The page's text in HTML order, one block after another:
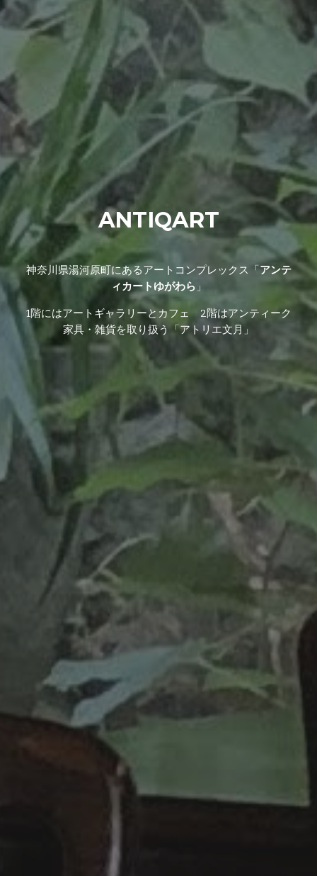
ANTIQART
神奈川県湯河原町にあるアートコンプレックス「アンテ
ィカートゆがわら 」
1階にはアートギャラリーとカフェ 2階はアンティーク
家具・ 雑貨を取り扱う「アトリエ文月」